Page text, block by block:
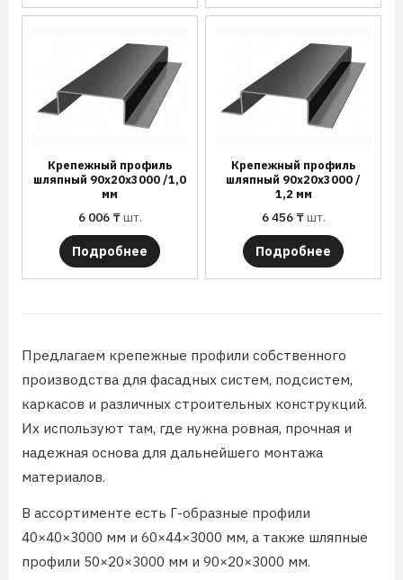
Крепежный профиль
шляпный 90х20х3000 /1,0
мм
6 006 ₸шт.
Подробнее
Крепежный профиль
шляпный 90х20х3000 /
1,2 мм
6 456 ₸шт.
Подробнее
Предлагаем крепежные профили собственного
производства для фасадных систем, подсистем,
каркасов и различных строительных конструкций.
Их используют там, где нужна ровная, прочная и
надежная основа для дальнейшего монтажа
материалов.
В ассортименте есть Г-образные профили
40×40×3000 мм и 60×44×3000 мм, а также шляпные
профили 50×20×3000 мм и 90×20×3000 мм.